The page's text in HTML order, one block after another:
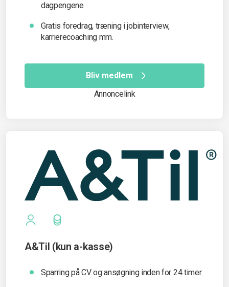
dagpengene
Gratis foredrag, træning i jobinterview,
karrierecoaching mm.
Bliv medlem
Annoncelink
A&Til (kun a-kasse)
Sparring på CV og ansøgning inden for 24 timer